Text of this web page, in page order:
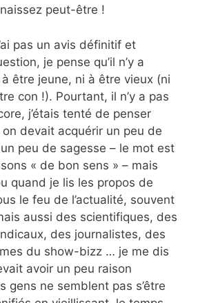
peut-être !
pas un avis définitif et
je pense qu’il n’y a
être jeune, ni à être vieux (ni
con !). Pourtant, il n’y a pas
j’étais tenté de penser
on devait acquérir un peu de
peu de sagesse – le mot est
« de bon sens » – mais
quand je lis les propos de
le feu de l’actualité, souvent
aussi des scientifiques, des
des journalistes, des
du show-bizz … je me dis
avoir un peu raison
gens ne semblent pas s’être